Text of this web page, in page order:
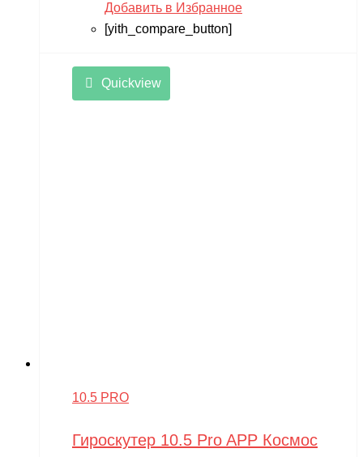
Добавить в Избранное
[yith_compare_button]
Quickview
10.5 PRO
Гироскутер 10.5 Pro APP Космос